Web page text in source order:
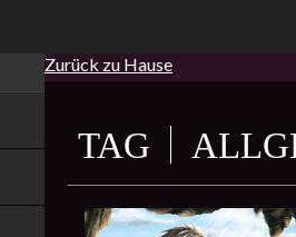
Zurück zu Hause
TAG